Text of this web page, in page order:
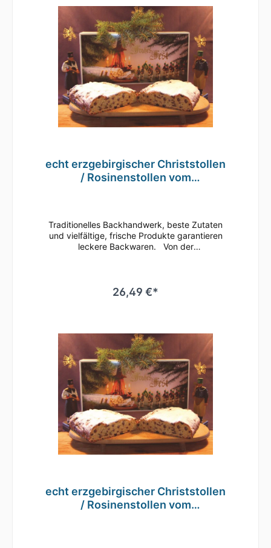
Grundpreis: 24,50 Euro / kg
Mindesthaltbarkeit bei Lagertemperatur: -
bei mehr als 15 °C ... 3 Monate - bei weniger
als 10 °C ... 6 Monate Zutaten: Weizenmehl,
Butter, Wasser,Mandeln30%, Zucker, Zitronat
(Cedra Zitrone, Glucosesirup, Zucker,
Säuerungsmittel: Citronensäure), Butterfett,
Marzipan (Mandeln, Zucker,
Invertzuckersirup), Hefe, Orangeat
(Bitterorangen, Glucosesirup, Zucker,
Invertzuckersirup), Rum, Vollmilchpulver,
Zitronenschale, Gewürze, Salz, Vanille
echt erzgebirgischer Christstollen
/ Rosinenstollen vom
Traditionelles Backhandwerk, beste Zutaten
und vielfältige, frische Produkte garantieren
leckere Backwaren. Von der
überlieferte Rezeptur verleiht dem Stollen
seinen herausragenden Geschmack. Bei der
Grundpreis: 26,49 Euro / kg
Mindesthaltbarkeit bei Lagertemperatur: -
bei mehr als 15 °C ... 3 Monate - bei weniger
als 10 °C ... 6 Monate Zutaten:Weizenmehl,
Sultaninen, Butter, Wasser, Zucker, Zitronat
(Cedra Zitrone, Glucosesirup, Zucker,
Säuerungsmittel: Citronensäure), Butterfett,
Marzipan (Mandeln, Zucker,
Invertzuckersirup), Hefe, Mandeln, Orangeat
(Bitterorangen, Glucosesirup, Zucker,
Invertzuckersirup), Rum, Vollmilchpulver,
Zitronenschale, Gewürze, Salz, Vanille
26,49 €*
echt erzgebirgischer Christstollen
/ Rosinenstollen vom